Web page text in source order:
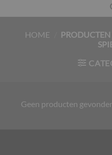
HOME
Geen producten